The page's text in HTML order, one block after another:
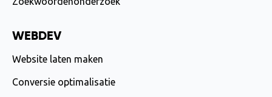
WEBDEV
Website laten maken
Conversie optimalisatie